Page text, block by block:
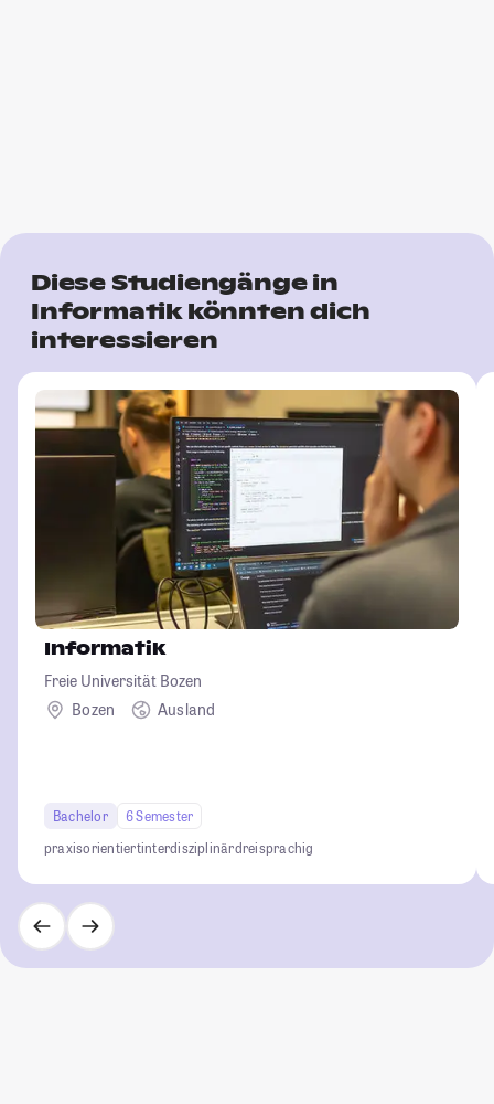
Diese Studiengänge in
Informatik könnten dich
interessieren
Informatik
Freie Universität Bozen
Bozen
Ausland
Bachelor
6 Semester
praxisorientiertinterdisziplinärdreisprachig